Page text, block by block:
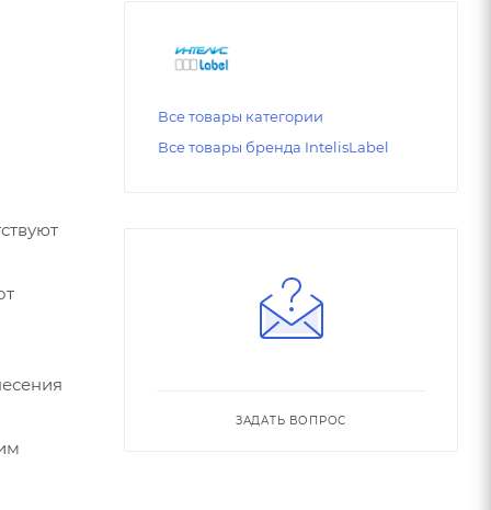
Все товары категории
Все товары бренда IntelisLabel
ЗАДАТЬ ВОПРОС